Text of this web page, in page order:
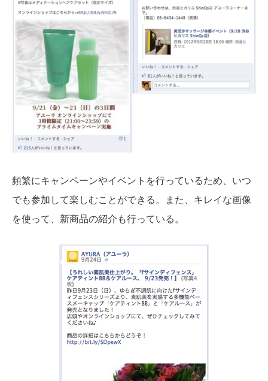
頻繁にキャンペーンやイベントを行っているため、いつ
でも参加して楽しむことができる。また、キレイな画像
を使って、新商品の紹介も行っている。